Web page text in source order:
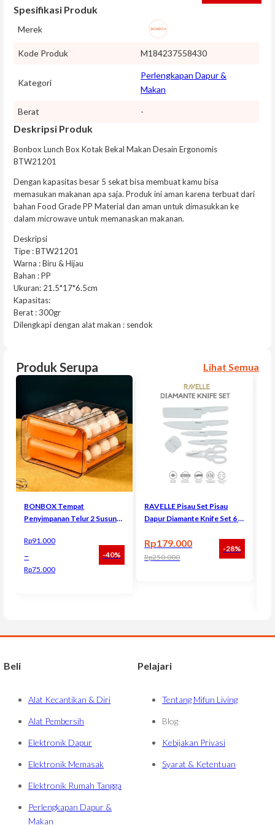
Spesifikasi Produk
Merek
Kode Produk M184237558430
Kategori
Perlengkapan Dapur &
Makan
Berat -
Deskripsi Produk
Bonbox Lunch Box Kotak Bekal Makan Desain Ergonomis
BTW21201
Dengan kapasitas besar 5 sekat bisa membuat kamu bisa
memasukan makanan apa saja. Produk ini aman karena terbuat dari
bahan Food Grade PP Material dan aman untuk dimasukkan ke
dalam microwave untuk memanaskan makanan.
Deskripsi
Tipe : BTW21201
Warna : Biru & Hijau
Bahan : PP
Ukuran: 21.5*17*6.5cm
Kapasitas:
Berat : 300gr
Dilengkapi dengan alat makan : sendok
Produk Serupa Lihat Semua
BONBOX Tempat
Penyimpanan Telur 2 Susun
BSB30602
Rp75.000
–
Rp91.000
-40%
RAVELLE Pisau Set Pisau
Dapur Diamante Knife Set 6 in
Rp250.000
Rp179.000 -28%
Beli
Alat Kecantikan & Diri
Alat Pembersih
Elektronik Dapur
Elektronik Memasak
Elektronik Rumah Tangga
Perlengkapan Dapur &
Makan
Pelajari
Tentang Mifun Living
Blog
Kebijakan Privasi
Syarat & Ketentuan